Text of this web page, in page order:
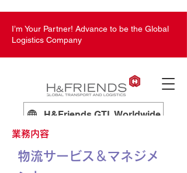
H&Friends GTL Worldwide
I’m Your Partner! Advance to be the Global
Logistics Company
業務内容
物流サービス＆マネジメ